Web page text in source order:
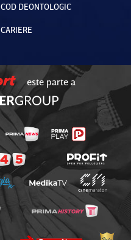
COD DEONTOLOGIC
CARIERE
este parte a